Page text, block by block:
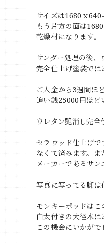
サイズは1680ｘ
もう片方の面は
乾燥材になります。
サンダー処理の後、
完全仕上げ塗装では
ご入金から3週間ほ
追い銭25000円ほど
ウレタン艶消し完
セラウッド仕上げ
なくて済みます。ま
メーカーであるサン
写真に写ってる脚は
モンキーポッドはこ
白太付きの大径木は
この機会にいかがで